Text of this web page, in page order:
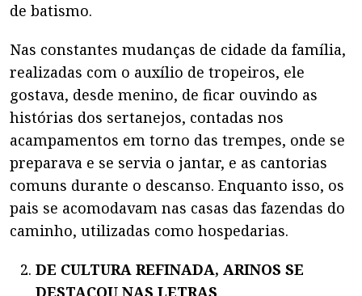
de batismo.
Nas constantes mudanças de cidade da família,
realizadas com o auxílio de tropeiros, ele
gostava, desde menino, de ficar ouvindo as
histórias dos sertanejos, contadas nos
acampamentos em torno das trempes, onde se
preparava e se servia o jantar, e as cantorias
comuns durante o descanso. Enquanto isso, os
pais se acomodavam nas casas das fazendas do
caminho, utilizadas como hospedarias.
DE CULTURA REFINADA, ARINOS SE
DESTACOU NAS LETRAS